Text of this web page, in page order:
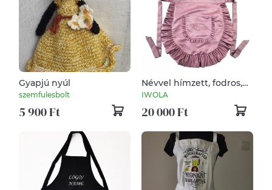
Gyapjú nyúl
szemfulesbolt
5 900 Ft
Névvel hímzett, fodros,
szatén kötény- Rose
IWOLA
20 000 Ft